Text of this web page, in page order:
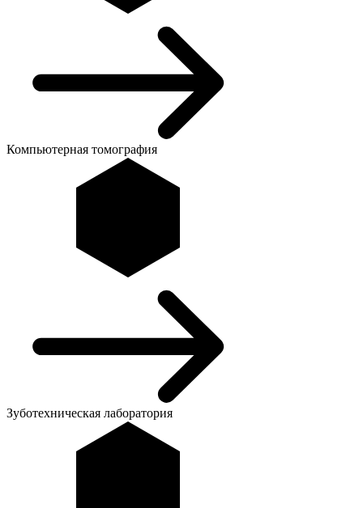
Компьютерная томография
Зуботехническая лаборатория